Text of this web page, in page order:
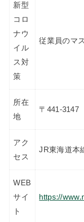
新型
コロ
ナウ
イル
ス対
策
従業員のマ
所在
地
〒441-3147
アク
セス
JR東海道本
WEB
サイ
ト
https://